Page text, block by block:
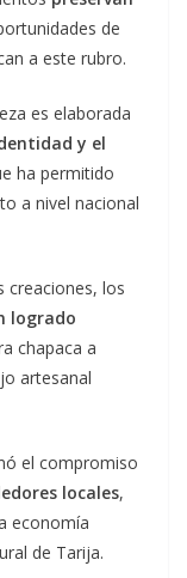
de
a este rubro.
es elaborada
y el
ha permitido
a nivel nacional
creaciones, los
logrado
chapaca a
artesanal
el compromiso
locales,
economía
de Tarija.